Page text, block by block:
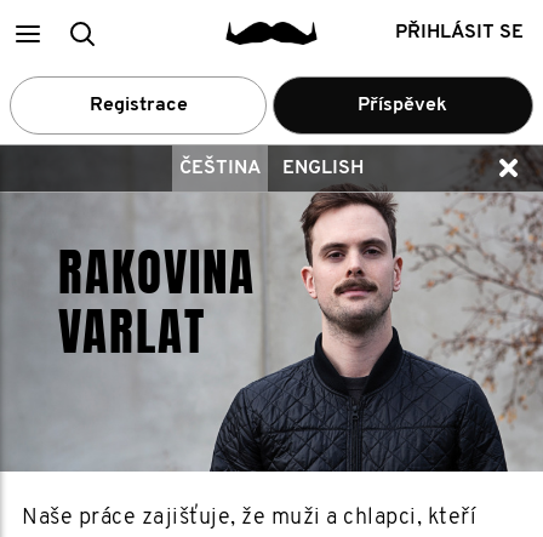
Main
menu
Vyhledání
členů
PŘIHLÁSIT SE
Registrace Příspěvek
ČEŠTINA ENGLISH
RAKOVINA
VARLAT
Naše práce zajišťuje, že muži a chlapci, kteří